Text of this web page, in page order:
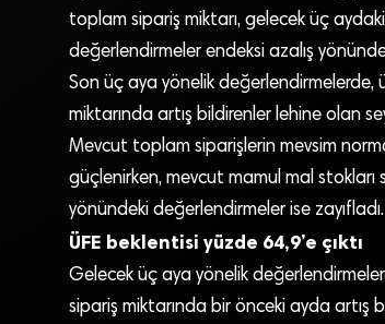
toplam sipariş miktarı, gelecek üç
değerlendirmeler endeksi azalış
Son üç aya yönelik değerlendirmelerde,
miktarında artış bildirenler lehine olan
Mevcut toplam siparişlerin mevsim
güçlenirken, mevcut mamul mal
yönündeki değerlendirmeler ise zayıfladı.
ÜFE beklentisi yüzde 64,9’e çıktı
Gelecek üç aya yönelik
sipariş miktarında bir önceki ayda artış